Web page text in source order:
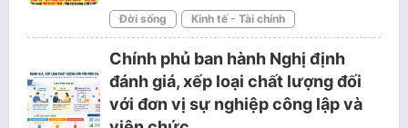
Đời sống Kinh tế - Tài chính
Chính phủ ban hành Nghị định
đánh giá, xếp loại chất lượng đối
với đơn vị sự nghiệp công lập và